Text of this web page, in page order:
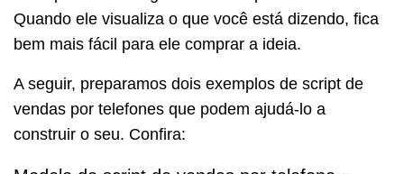
Quando ele visualiza o que você está dizendo, fica
bem mais fácil para ele comprar a ideia.
A seguir, preparamos dois exemplos de script de
vendas por telefones que podem ajudá-lo a
construir o seu. Confira: